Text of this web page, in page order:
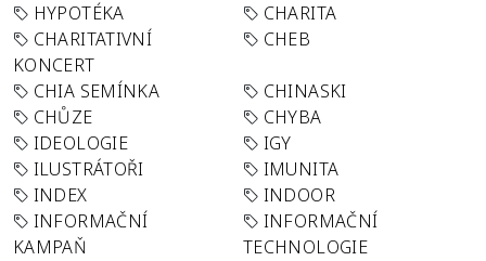
HYPOTÉKA
CHARITA
CHARITATIVNÍ
KONCERT
CHEB
CHIA SEMÍNKA
CHINASKI
CHŮZE
CHYBA
IDEOLOGIE
IGY
ILUSTRÁTOŘI
IMUNITA
INDEX
INDOOR
INFORMAČNÍ
KAMPAŇ
INFORMAČNÍ
TECHNOLOGIE